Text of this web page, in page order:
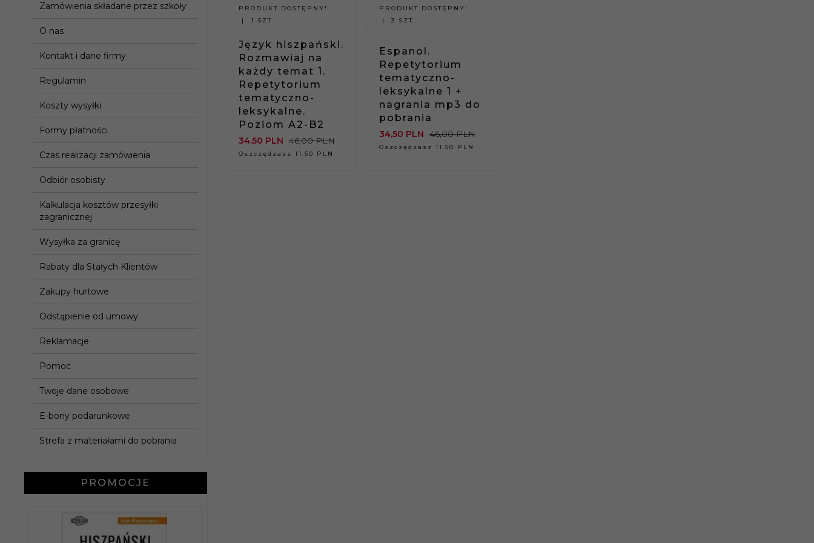
Zamówienia składane przez szkoły
O nas
Kontakt i dane firmy
Regulamin
Koszty wysyłki
Formy płatności
Czas realizacji zamówienia
Odbiór osobisty
Kalkulacja kosztów przesyłki
zagranicznej
Wysyłka za granicę
Rabaty dla Stałych Klientów
Zakupy hurtowe
Odstąpienie od umowy
Reklamacje
Pomoc
Twoje dane osobowe
E-bony podarunkowe
Strefa z materiałami do pobrania
PROMOCJE
PRODUKT DOSTĘPNY!
1 SZT.
Język hiszpański.
Rozmawiaj na
każdy temat 1.
Repetytorium
tematyczno-
leksykalne.
Poziom A2-B2
34,50 PLN 46,00 PLN
Oszczędzasz 11.50 PLN
PRODUKT DOSTĘPNY!
3 SZT.
Espanol.
Repetytorium
tematyczno-
leksykalne 1 +
nagrania mp3 do
pobrania
34,50 PLN 46,00 PLN
Oszczędzasz 11.50 PLN